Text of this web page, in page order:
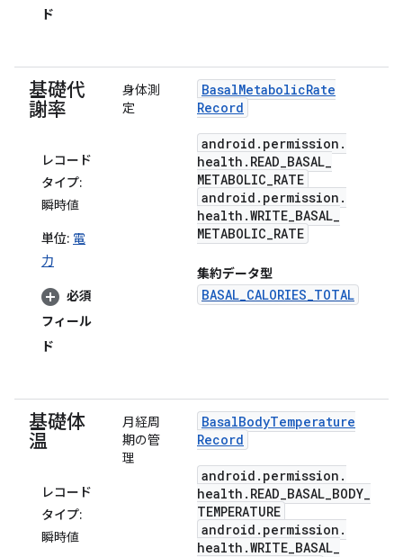
ド
基礎代
謝率
レコード
タイプ:
瞬時値
単位: 電
力
必須
フィール
ド
身体測
定
BasalMetabolicRate
Record
android . permission .
health . READ_BASAL_
METABOLIC_RATE
android . permission .
health .WRITE_BASAL_
METABOLIC_RATE
集約データ型
BASAL_CALORIES_TOTAL
基礎体
温
レコード
タイプ:
瞬時値
月経周
期の管
理
BasalBodyTemperature
Record
android . permission .
health . READ_BASAL_BODY_
TEMPERATURE
android . permission .
health .WRITE_BASAL_